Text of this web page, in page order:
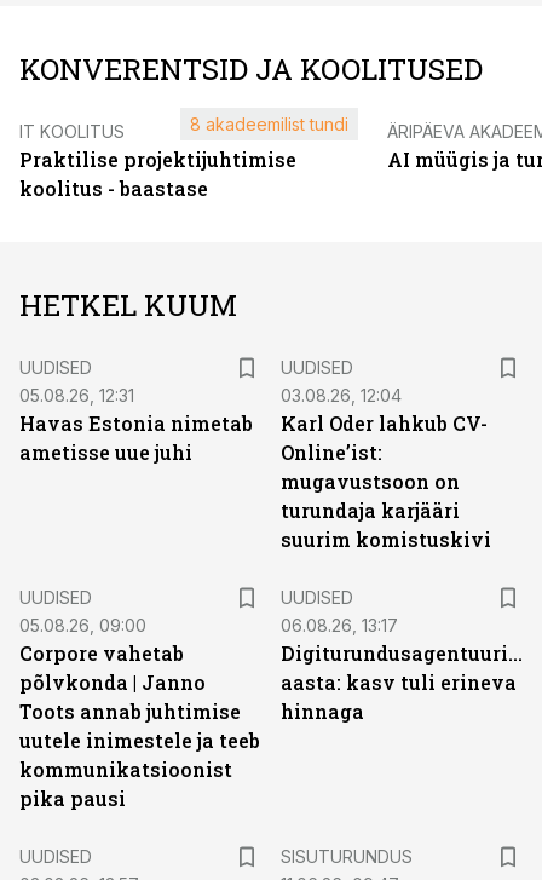
KONVERENTSID JA KOOLITUSED
IT KOOLITUS
Praktilise projektijuhtimise
koolitus - baastase
8 akadeemilist tundi ÄRIPÄEVA
AI müügis ja
HETKEL KUUM
UUDISED
05.08.26, 12:31
Havas Estonia nimetab
ametisse uue juhi
UUDISED
03.08.26, 12:04
Karl Oder lahkub CV-
Online’ist:
mugavustsoon on
turundaja karjääri
suurim komistuskivi
UUDISED
05.08.26, 09:00
Corpore vahetab
põlvkonda | Janno
Toots annab juhtimise
uutele inimestele ja teeb
kommunikatsioonist
pika pausi
UUDISED
06.08.26, 13:17
Digiturundusagentuuride
aasta: kasv tuli erineva
hinnaga
UUDISED
SISUTURUNDUS